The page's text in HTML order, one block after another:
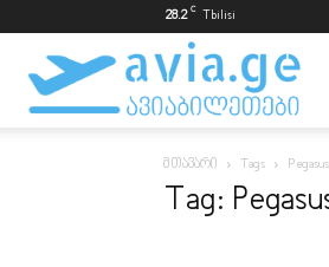
28.2 C Tbilisi
მთავარი Tags
Tag: